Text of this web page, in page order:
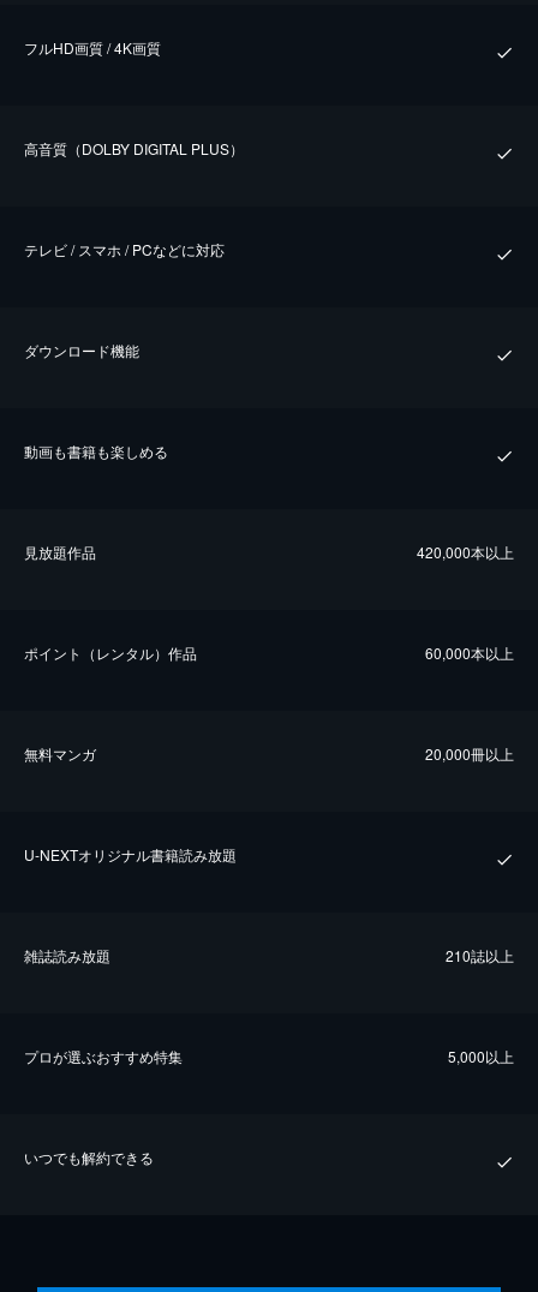
フルHD画質 / 4K画質
⾼⾳質（DOLBY DIGITAL PLUS）
テレビ / スマホ / PCなどに対応
ダウンロード機能
動画も書籍も楽しめる
⾒放題作品 420,000本以上
ポイント（レンタル）作品 60,000本以上
無料マンガ 20,000冊以上
U-NEXTオリジナル書籍読み放題
雑誌読み放題 210誌以上
プロが選ぶおすすめ特集 5,000以上
いつでも解約できる